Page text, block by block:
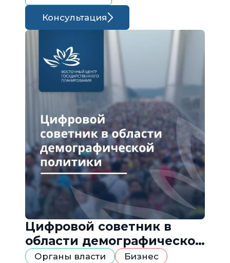
Консультация
Цифровой советник в
области демографической
политики
Органы власти
Бизнес